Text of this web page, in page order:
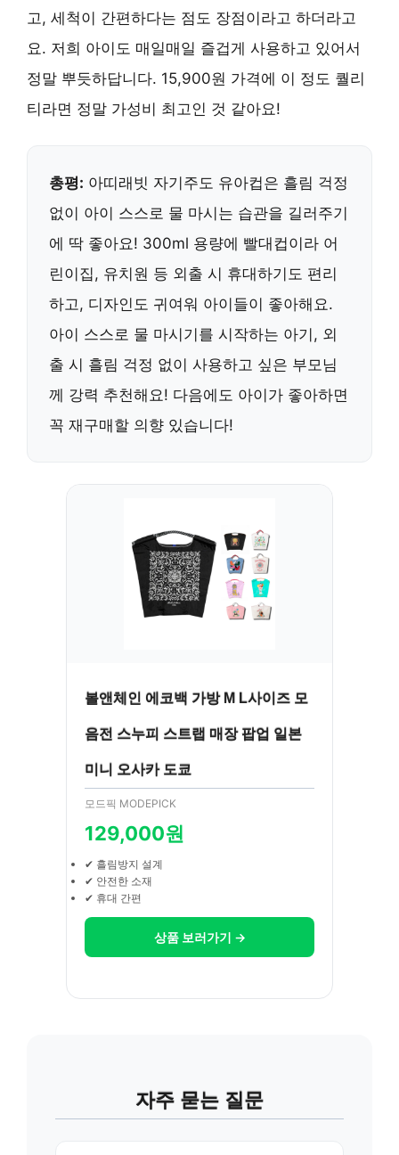
고, 세척이 간편하다는 점도 장점이라고 하더라고
요. 저희 아이도 매일매일 즐겁게 사용하고 있어서
정말 뿌듯하답니다. 15,900원 가격에 이 정도 퀄리
티라면 정말 가성비 최고인 것 같아요!
총평: 아띠래빗 자기주도 유아컵은 흘림 걱정
없이 아이 스스로 물 마시는 습관을 길러주기
에 딱 좋아요! 300ml 용량에 빨대컵이라 어
린이집, 유치원 등 외출 시 휴대하기도 편리
하고, 디자인도 귀여워 아이들이 좋아해요.
아이 스스로 물 마시기를 시작하는 아기, 외
출 시 흘림 걱정 없이 사용하고 싶은 부모님
께 강력 추천해요! 다음에도 아이가 좋아하면
꼭 재구매할 의향 있습니다!
볼앤체인 에코백 가방 M L사이즈 모
음전 스누피 스트랩 매장 팝업 일본
미니 오사카 도쿄
모드픽 MODEPICK
129,000원
✔ 흘림방지 설계
✔ 안전한 소재
✔ 휴대 간편
상품 보러가기 →
자주 묻는 질문